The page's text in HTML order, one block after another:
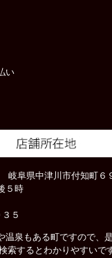
い
岐阜県中津川市付知町６
５時
５
温泉もある町ですので、
索するとわかりやすいで